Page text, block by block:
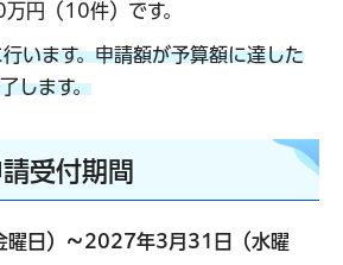
円（10件）です。
います。申請額が予算額に達した
します。
受付期間
日）～2027年3月31日（水曜